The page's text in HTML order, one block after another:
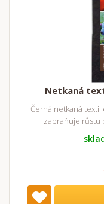
Netkaná
Černá netkaná
zabraňuje růstu